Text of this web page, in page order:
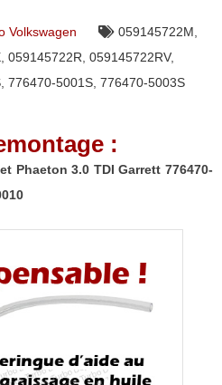
Volkswagen 059145722M,
, 059145722R, 059145722RV,
, 776470-5001S, 776470-5003S
:
Phaeton 3.0 TDI Garrett 776470-